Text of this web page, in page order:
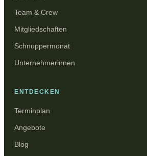
Team & Crew
Mitgliedschaften
Schnuppermonat
Unternehmerinnen
ENTDECKEN
Terminplan
Angebote
Blog